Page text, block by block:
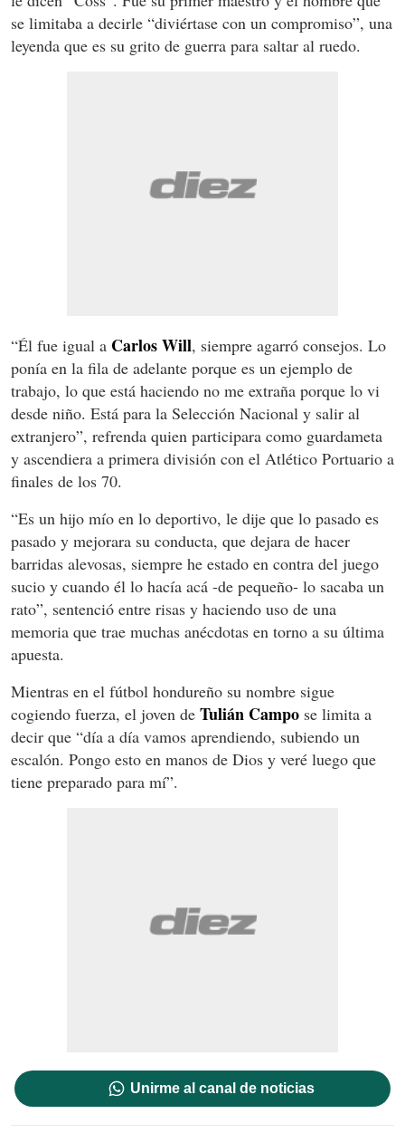
se limitaba a decirle “diviértase con un compromiso”, una
leyenda que es su grito de guerra para saltar al ruedo.
“Él fue igual a Carlos Will, siempre agarró consejos. Lo
ponía en la fila de adelante porque es un ejemplo de
trabajo, lo que está haciendo no me extraña porque lo vi
desde niño. Está para la Selección Nacional y salir al
extranjero”, refrenda quien participara como guardameta
y ascendiera a primera división con el Atlético Portuario a
finales de los 70.
“Es un hijo mío en lo deportivo, le dije que lo pasado es
pasado y mejorara su conducta, que dejara de hacer
barridas alevosas, siempre he estado en contra del juego
sucio y cuando él lo hacía acá -de pequeño- lo sacaba un
rato”, sentenció entre risas y haciendo uso de una
memoria que trae muchas anécdotas en torno a su última
apuesta.
Mientras en el fútbol hondureño su nombre sigue
cogiendo fuerza, el joven de Tulián Campo se limita a
decir que “día a día vamos aprendiendo, subiendo un
escalón. Pongo esto en manos de Dios y veré luego que
tiene preparado para mí”.
Unirme al canal de noticias